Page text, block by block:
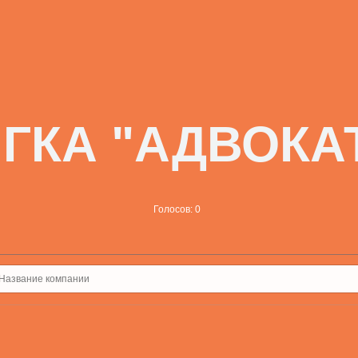
Голосов: 0